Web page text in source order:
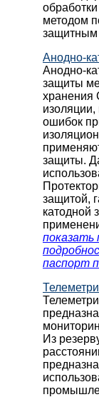
методом
защитным
Анодно-
Анодно-
защиты
хранения
изоляции,
ошибок
защиты.
защитой,
катодной
показать
паспорт
Из